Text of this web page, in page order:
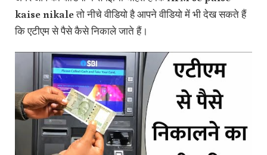
kaise nikaleतो नीचे वीडियो है आपने वीडियो में भी देख सकते हैं
कि एटीएम से पैसे कैसे निकाले जाते हैं।